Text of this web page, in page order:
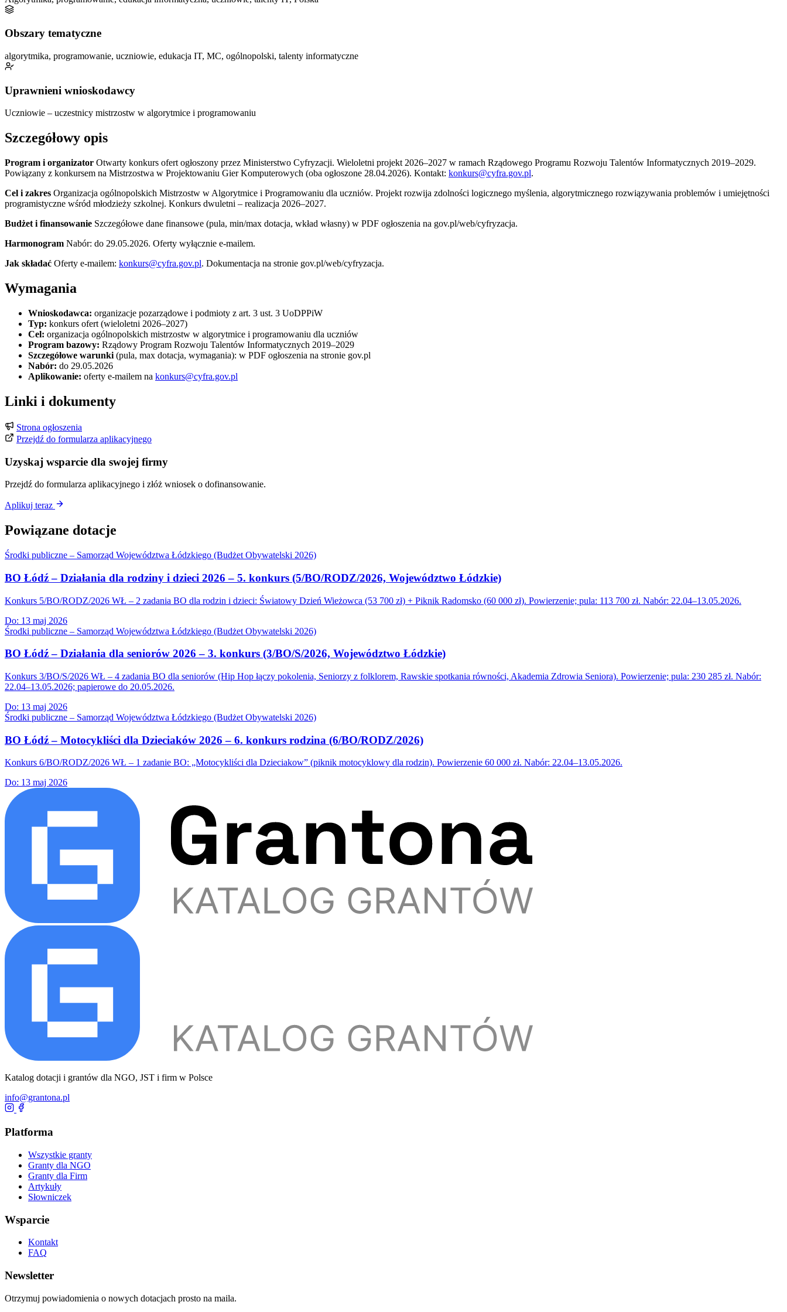
Obszary tematyczne
algorytmika, programowanie, uczniowie, edukacja IT, MC, ogólnopolski, talenty informatyczne
Uprawnieni wnioskodawcy
Uczniowie – uczestnicy mistrzostw w algorytmice i programowaniu
Szczegółowy opis
Program i organizator Otwarty konkurs ofert ogłoszony przez Ministerstwo Cyfryzacji. Wieloletni projekt 2026–2027 w ramach Rządowego Programu Rozwoju Talentów Informatycznych 2019–2029.
Powiązany z konkursem na Mistrzostwa w Projektowaniu Gier Komputerowych (oba ogłoszone 28.04.2026). Kontakt: konkurs@cyfra.gov.pl.
Cel i zakres Organizacja ogólnopolskich Mistrzostw w Algorytmice i Programowaniu dla uczniów. Projekt rozwija zdolności logicznego myślenia, algorytmicznego rozwiązywania problemów i umiejętności
programistyczne wśród młodzieży szkolnej. Konkurs dwuletni – realizacja 2026–2027.
Budżet i finansowanie Szczegółowe dane finansowe (pula, min/max dotacja, wkład własny) w PDF ogłoszenia na gov.pl/web/cyfryzacja.
Harmonogram Nabór: do 29.05.2026. Oferty wyłącznie e-mailem.
Jak składać Oferty e-mailem: konkurs@cyfra.gov.pl. Dokumentacja na stronie gov.pl/web/cyfryzacja.
Wymagania
Wnioskodawca: organizacje pozarządowe i podmioty z art. 3 ust. 3 UoDPPiW
Typ: konkurs ofert (wieloletni 2026–2027)
Cel: organizacja ogólnopolskich mistrzostw w algorytmice i programowaniu dla uczniów
Program bazowy: Rządowy Program Rozwoju Talentów Informatycznych 2019–2029
Szczegółowe warunki (pula, max dotacja, wymagania): w PDF ogłoszenia na stronie gov.pl
Nabór: do 29.05.2026
Aplikowanie: oferty e-mailem na konkurs@cyfra.gov.pl
Linki i dokumenty
Strona ogłoszenia
Przejdź do formularza aplikacyjnego
Uzyskaj wsparcie dla swojej firmy
Przejdź do formularza aplikacyjnego i złóż wniosek o dofinansowanie.
Aplikuj teraz
Powiązane dotacje
Środki publiczne – Samorząd Województwa Łódzkiego (Budżet Obywatelski 2026)
BO Łódź – Działania dla rodziny i dzieci 2026 – 5. konkurs (5/BO/RODZ/2026, Województwo Łódzkie)
Konkurs 5/BO/RODZ/2026 WŁ – 2 zadania BO dla rodzin i dzieci: Światowy Dzień Wieżowca (53 700 zł) + Piknik Radomsko (60 000 zł). Powierzenie; pula: 113 700 zł. Nabór: 22.04–13.05.2026.
Do: 13 maj 2026
Środki publiczne – Samorząd Województwa Łódzkiego (Budżet Obywatelski 2026)
BO Łódź – Działania dla seniorów 2026 – 3. konkurs (3/BO/S/2026, Województwo Łódzkie)
Konkurs 3/BO/S/2026 WŁ – 4 zadania BO dla seniorów (Hip Hop łączy pokolenia, Seniorzy z folklorem, Rawskie spotkania równości, Akademia Zdrowia Seniora). Powierzenie; pula: 230 285 zł. Nabór:
22.04–13.05.2026; papierowe do 20.05.2026.
Do: 13 maj 2026
Środki publiczne – Samorząd Województwa Łódzkiego (Budżet Obywatelski 2026)
BO Łódź – Motocykliści dla Dzieciaków 2026 – 6. konkurs rodzina (6/BO/RODZ/2026)
Konkurs 6/BO/RODZ/2026 WŁ – 1 zadanie BO: „Motocykliści dla Dzieciakow” (piknik motocyklowy dla rodzin). Powierzenie 60 000 zł. Nabór: 22.04–13.05.2026.
Do: 13 maj 2026
Katalog dotacji i grantów dla NGO, JST i firm w Polsce
info@grantona.pl
Platforma
Wszystkie granty
Granty dla NGO
Granty dla Firm
Artykuły
Słowniczek
Wsparcie
Kontakt
FAQ
Newsletter
Otrzymuj powiadomienia o nowych dotacjach prosto na maila.